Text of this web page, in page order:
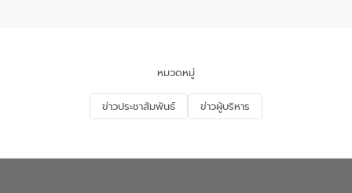
ด้านน้ำของประเทศ และเตรียมความพร้อม
รองรับการเติบโตของเมือง รวมถึงการ
ลงทุนในอุตสาหกรรมแห่งอนาคต ตลอดจน
มุ่งตอบโจทย์ความท้าทายจากวิกฤตการ
ในครั้งนี้เป็นการดึงจุดแข็งและความ
หมวดหมู่
ข่าวประชาสัมพันธ์ ข่าวผู้บริหาร